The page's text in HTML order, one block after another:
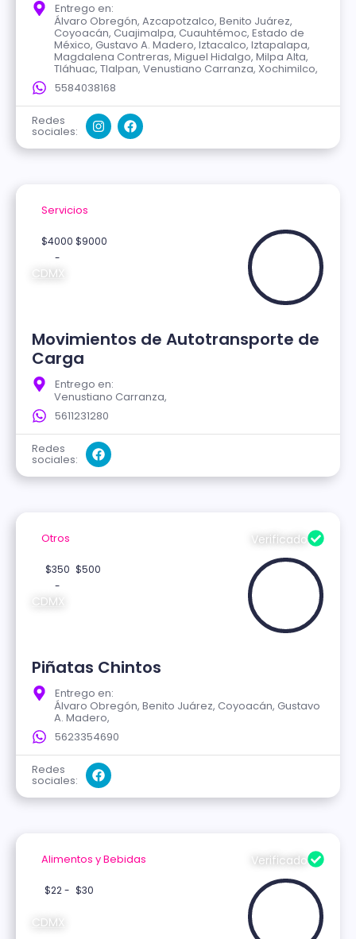
Entrego en:
Álvaro Obregón, Azcapotzalco, Benito Juárez,
Coyoacán, Cuajimalpa, Cuauhtémoc, Estado de
México, Gustavo A. Madero, Iztacalco, Iztapalapa,
Magdalena Contreras, Miguel Hidalgo, Milpa Alta,
Tláhuac, Tlalpan, Venustiano Carranza, Xochimilco,
5584038168
Redes
sociales:
Servicios
$4000
-
$9000
CDMX
Movimientos de Autotransporte de
Carga
Entrego en:
Venustiano Carranza,
5611231280
Redes
sociales:
Otros
$350
-
$500
CDMX
Verificado
Piñatas Chintos
Entrego en:
Álvaro Obregón, Benito Juárez, Coyoacán, Gustavo
A. Madero,
5623354690
Redes
sociales:
Alimentos y Bebidas
$22 - $30
CDMX
Verificado